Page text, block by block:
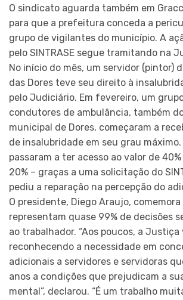
O sindicato aguarda também em
para que a prefeitura conceda a
grupo de vigilantes do município. A
pelo SINTRASE segue tramitando na
No início do mês, um servidor (pintor)
das Dores teve seu direito à
pelo Judiciário. Em fevereiro, um
condutores de ambulância, também
municipal de Dores, começaram a
de insalubridade em seu grau
passaram a ter acesso ao valor de
20% – graças a uma solicitação do
pediu a reparação na percepção do
O presidente, Diego Araujo,
representam quase 99% de decisões
ao trabalhador. “Aos poucos, a Justiça
reconhecendo a necessidade em
adicionais a servidores e servidoras
anos a condições que prejudicam a
mental”, declarou. “É um trabalho